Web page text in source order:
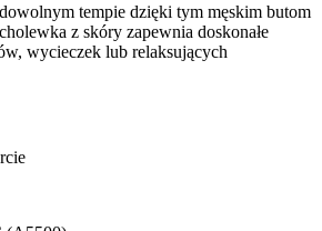
tempie dzięki tym męskim butom
z skóry zapewnia doskonałe
wycieczek lub relaksujących